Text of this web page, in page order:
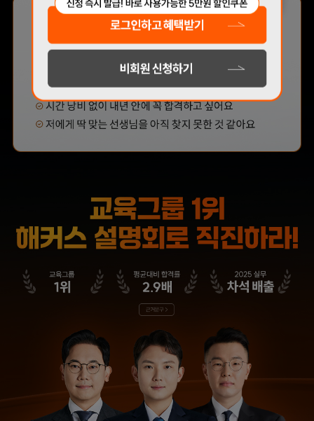
실무 강의와 달리 문제와
자료를 밀도있게
조합하여 풀 수 있는
방법을 알려주십니다.
해커스에서 시작했으면
더 빨리 합격하지
않았을까 생각하고,
주변 분들에게도
감정평가사 시작은
해커스에서 하라고
추천합니다.